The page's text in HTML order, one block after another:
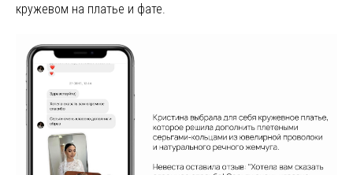
кружевом на платье и фате.